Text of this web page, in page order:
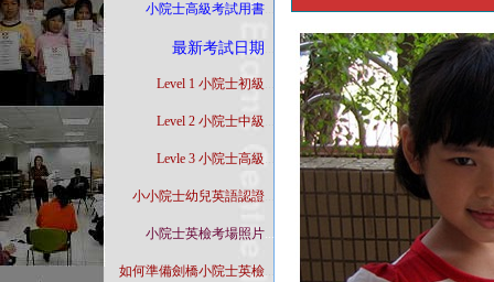
小院士高級考試用書
最新考試日期
Level 1 小院士初級
Level 2 小院士中級
Levle 3 小院士高級..
小小院士幼兒英語認證
小院士英檢考場照片...
如何準備劍橋小院士英檢